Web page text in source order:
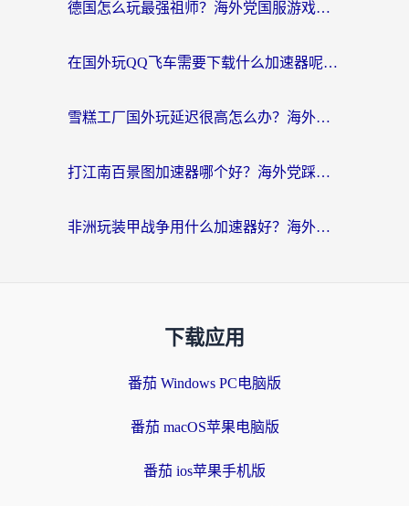
德国怎么玩最强祖师？海外党国服游戏加速器选择全攻略（附宝可梦Online实测）
在国外玩QQ飞车需要下载什么加速器呢？海外党亲测有效的国服游戏加速指南
雪糕工厂国外玩延迟很高怎么办？海外玩家国服游戏加速终极攻略（附实测推荐）
打江南百景图加速器哪个好？海外党踩坑N次后，终于找到不卡的秘诀
非洲玩装甲战争用什么加速器好？海外党亲测有效的国服游戏加速方案
下载应用
番茄 Windows PC电脑版
番茄 macOS苹果电脑版
番茄 ios苹果手机版